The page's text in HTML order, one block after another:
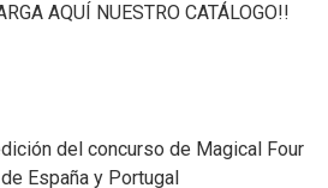
AQUÍ NUESTRO CATÁLOGO!!